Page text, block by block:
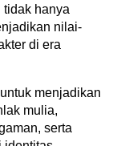
tidak hanya
nilai-
di era
menjadikan
mulia,
serta